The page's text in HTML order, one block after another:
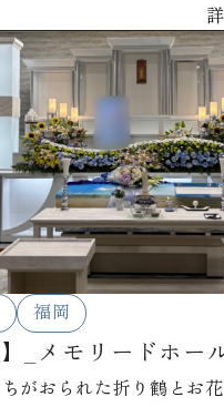
福岡
】_メモリードホー
がおられた折り鶴とお